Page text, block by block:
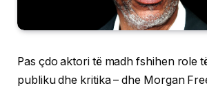
Pas çdo aktori të madh fshihen role
publiku dhe kritika – dhe Morgan